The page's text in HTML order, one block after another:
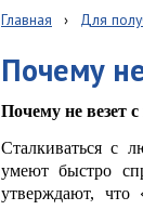
Главная › Для
Почему
Почему не везет
Сталкиваться с
умеют быстро
утверждают, что